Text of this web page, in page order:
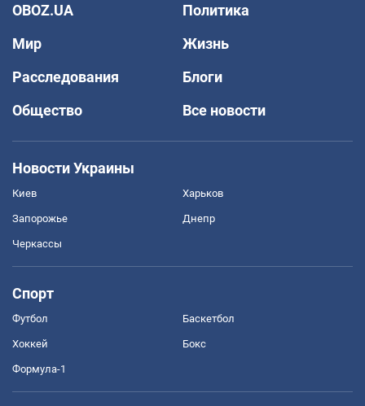
OBOZ.UA
Политика
Мир
Жизнь
Расследования
Блоги
Общество
Все новости
Новости Украины
Киев Харьков
Запорожье Днепр
Черкассы
Спорт
Футбол Баскетбол
Хоккей Бокс
Формула-1